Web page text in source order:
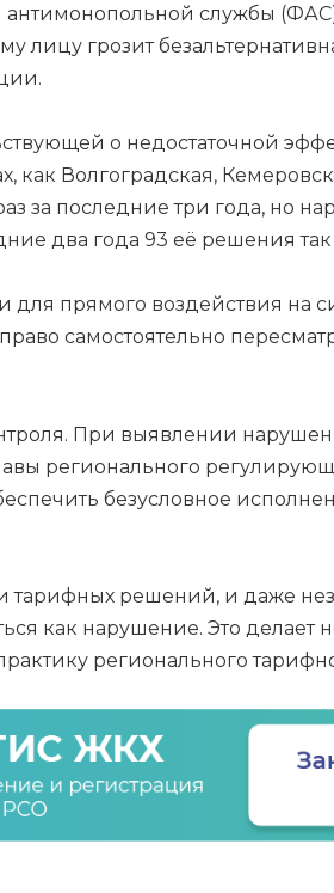
службы (ФАС).
лицу грозит
о недостаточной
как Волгоградская,
за последние три года, но
два года 93 её решения
прямого воздействия на
самостоятельно
При выявлении
регионального
безусловное
тарифных решений, и даже
как нарушение. Это делает
регионального